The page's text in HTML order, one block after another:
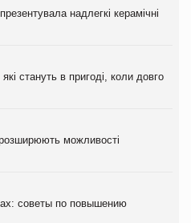
надлегкі керамічні
стануть в пригоді, коли довго
можливості
советы по повышению